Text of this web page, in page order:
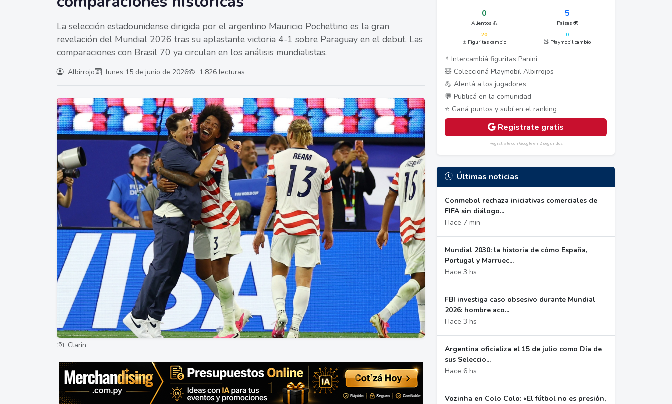
La selección estadounidense dirigida por el argentino Mauricio Pochettino es la gran
revelación del Mundial 2026 tras su aplastante victoria 4-1 sobre Paraguay en el debut. Las
comparaciones con Brasil 70 ya circulan en los análisis mundialistas.
Albirrojo lunes 15 de junio de 2026 1.826 lecturas
Clarin
0
Alientos 💪
5
Países 🌍
20
🃏 Figuritas cambio
0
🧸 Playmobil cambio
🃏 Intercambiá figuritas Panini
🧸 Coleccioná Playmobil Albirrojos
💪 Alentá a los jugadores
💬 Publicá en la comunidad
⭐ Ganá puntos y subí en el ranking
Registrate gratis
Registrate con Google en 2 segundos
Últimas noticias
Conmebol rechaza iniciativas comerciales de
FIFA sin diálogo...
Hace 7 min
Mundial 2030: la historia de cómo España,
Portugal y Marruec...
Hace 3 hs
FBI investiga caso obsesivo durante Mundial
2026: hombre aco...
Hace 3 hs
Argentina oficializa el 15 de julio como Día de
sus Seleccio...
Hace 6 hs
Vozinha en Colo Colo: «El fútbol no es presión,